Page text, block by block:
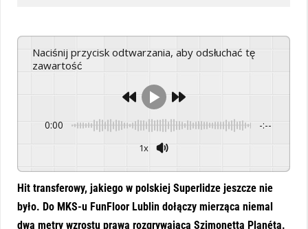
Naciśnij przycisk odtwarzania, aby odsłuchać tę
zawartość
0:00 -:--
1x
Hit transferowy, jakiego w polskiej Superlidze jeszcze nie
było. Do MKS-u FunFloor Lublin dołączy mierząca niemal
dwa metry wzrostu prawa rozgrywająca Szimonetta Planéta.